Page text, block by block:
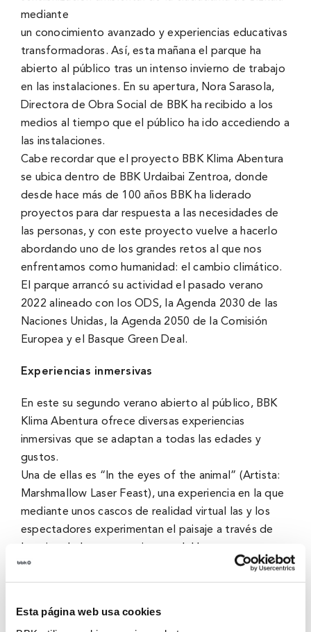
Esta página web usa cookies
mediante
un conocimiento avanzado y experiencias educativas
transformadoras. Así, esta mañana el parque ha
abierto al público tras un intenso invierno de trabajo
en las instalaciones. En su apertura, Nora Sarasola,
Directora de Obra Social de BBK ha recibido a los
medios al tiempo que el público ha ido accediendo a
las instalaciones.
Cabe recordar que el proyecto BBK Klima Abentura
se ubica dentro de BBK Urdaibai Zentroa, donde
desde hace más de 100 años BBK ha liderado
proyectos para dar respuesta a las necesidades de
las personas, y con este proyecto vuelve a hacerlo
abordando uno de los grandes retos al que nos
enfrentamos como humanidad: el cambio climático.
El parque arrancó su actividad el pasado verano
2022 alineado con los ODS, la Agenda 2030 de las
Naciones Unidas, la Agenda 2050 de la Comisión
Europea y el Basque Green Deal.
Experiencias inmersivas
En este su segundo verano abierto al público, BBK
Klima Abentura ofrece diversas experiencias
inmersivas que se adaptan a todas las edades y
gustos.
Una de ellas es “In the eyes of the animal” (Artista:
Marshmallow Laser Feast), una experiencia en la que
mediante unos cascos de realidad virtual las y los
espectadores experimentan el paisaje a través de
mosquito, una libélula, una rana y un búho.
que está instalado en el interior de KLIMATERPE),